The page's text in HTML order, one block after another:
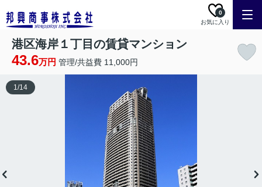
お気に入り
0
港区海岸１丁目の賃貸マンション
43.6万円 管理/共益費 11,000円
1/14